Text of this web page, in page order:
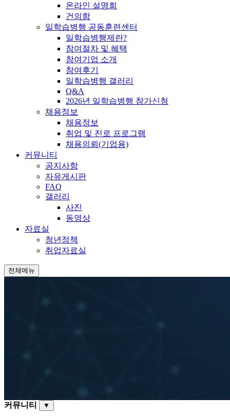
온라인 설명회
건의함
일학습병행 공동훈련센터
일학습병행제란?
참여절차 및 혜택
참여기업 소개
참여후기
일학습병행 갤러리
Q&A
2026년 일학습병행 참가신청
채용정보
채용정보
취업 및 진로 프로그램
채용의뢰(기업용)
커뮤니티
공지사항
자유게시판
FAQ
갤러리
사진
동영상
자료실
청년정책
취업자료실
전체메뉴
커뮤니티 ▼